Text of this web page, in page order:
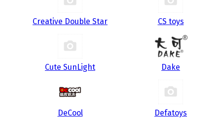
Creative Double Star CS toys
Cute SunLight Dake
DeCool Defatoys